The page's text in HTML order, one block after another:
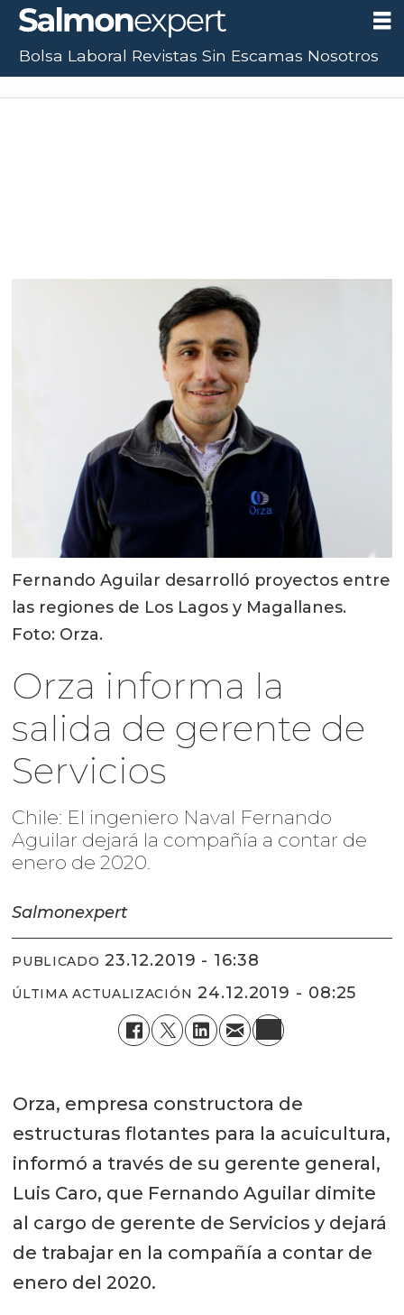
Fernando Aguilar desarrolló proyectos entre
las regiones de Los Lagos y Magallanes.
Foto: Orza.
Orza informa la
salida de gerente de
Servicios
Chile: El ingeniero Naval Fernando
Aguilar dejará la compañía a contar de
enero de 2020.
Salmonexpert
PUBLICADO 23.12.2019 - 16:38
ÚLTIMA ACTUALIZACIÓN 24.12.2019 - 08:25
Orza, empresa constructora de
estructuras flotantes para la acuicultura,
informó a través de su gerente general,
Luis Caro, que Fernando Aguilar dimite
al cargo de gerente de Servicios y dejará
de trabajar en la compañía a contar de
enero del 2020.
Bolsa Laboral Revistas Sin Escamas Nosotros